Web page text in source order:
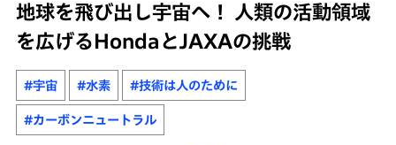
地球を飛び出し宇宙へ！ 人類の活動領域
を広げるHondaとJAXAの挑戦
#宇宙 #水素 #技術は人のために
#カーボンニュートラル